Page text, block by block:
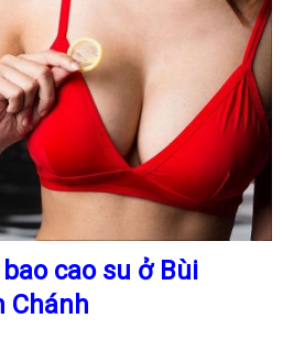
cao su ở Bùi
Chánh